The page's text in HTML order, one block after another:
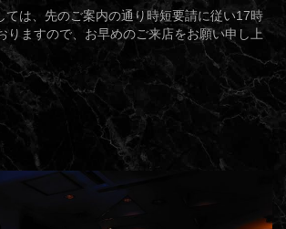
ては、先のご案内の通り時短要請に従い17時
りますので、お早めのご来店をお願い申し上